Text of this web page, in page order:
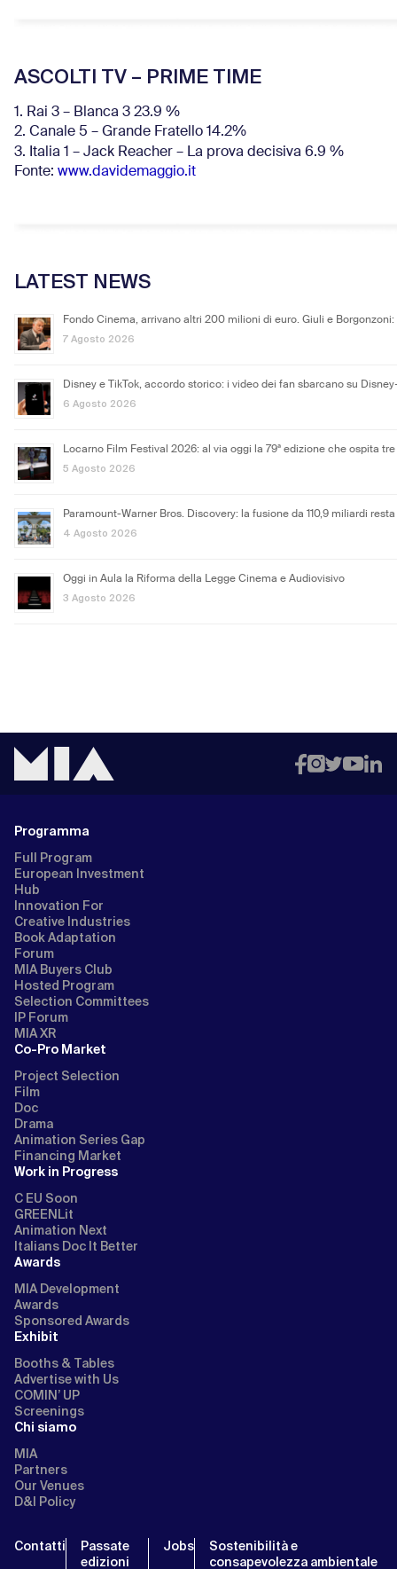
ASCOLTI TV – PRIME TIME
1. Rai 3 – Blanca 3 23.9 %
2. Canale 5 – Grande Fratello 14.2%
3. Italia 1 – Jack Reacher – La prova decisiva 6.9 %
Fonte: www.davidemaggio.it
LATEST NEWS
Fondo Cinema, arrivano altri 200 milioni di euro. Giuli e Borgonzoni:
7 Agosto 2026
Disney e TikTok, accordo storico: i video dei fan sbarcano su
6 Agosto 2026
Locarno Film Festival 2026: al via oggi la 79ª edizione che ospita
5 Agosto 2026
Paramount-Warner Bros. Discovery: la fusione da 110,9 miliardi
4 Agosto 2026
Oggi in Aula la Riforma della Legge Cinema e Audiovisivo
3 Agosto 2026
Programma
Full Program
European Investment
Hub
Innovation For
Creative Industries
Book Adaptation
Forum
MIA Buyers Club
Hosted Program
Selection Committees
IP Forum
MIA XR
Co-Pro Market
Project Selection
Film
Doc
Drama
Animation Series Gap
Financing Market
Work in Progress
C EU Soon
GREENLit
Animation Next
Italians Doc It Better
Awards
MIA Development
Awards
Sponsored Awards
Exhibit
Booths & Tables
Advertise with Us
COMIN’ UP
Screenings
Chi siamo
MIA
Partners
Our Venues
D&I Policy
Contatti
Passate
edizioni
Jobs
Sostenibilità e
consapevolezza ambientale